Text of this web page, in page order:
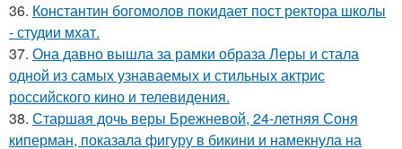
36. Константин богомолов покидает пост ректора школы
- студии мхат.
37. Она давно вышла за рамки образа Леры и стала
одной из самых узнаваемых и стильных актрис
российского кино и телевидения.
38. Старшая дочь веры Брежневой, 24-летняя Соня
киперман, показала фигуру в бикини и намекнула на